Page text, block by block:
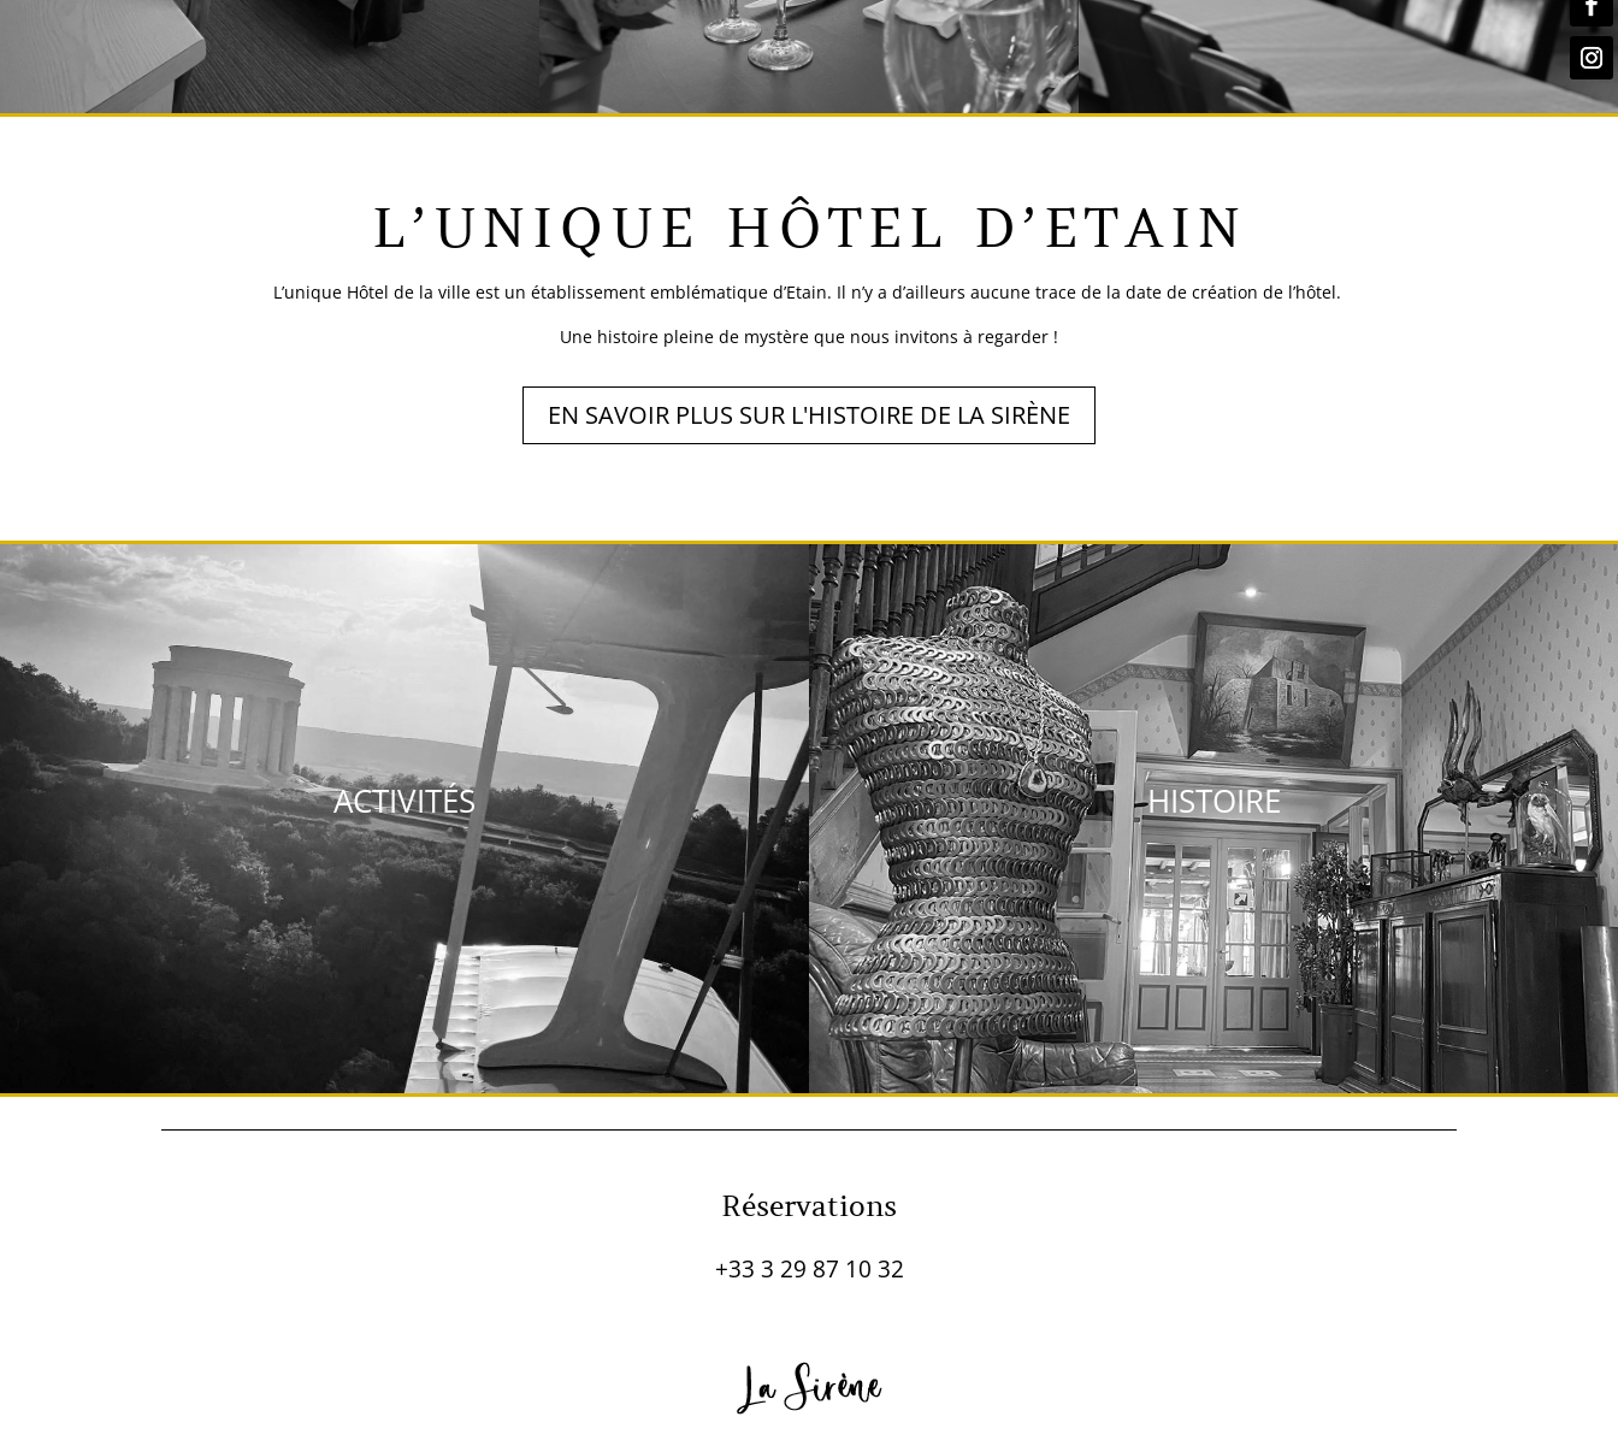
L’UNIQUE HÔTEL D’ETAIN
L’unique Hôtel de la ville est un établissement emblématique d’Etain. Il n’y a d’ailleurs aucune trace de la date de création de l’hôtel.
Une histoire pleine de mystère que nous invitons à regarder !
EN SAVOIR PLUS SUR L'HISTOIRE DE LA SIRÈNE
ACTIVITÉS HISTOIRE
Réservations
+33 3 29 87 10 32